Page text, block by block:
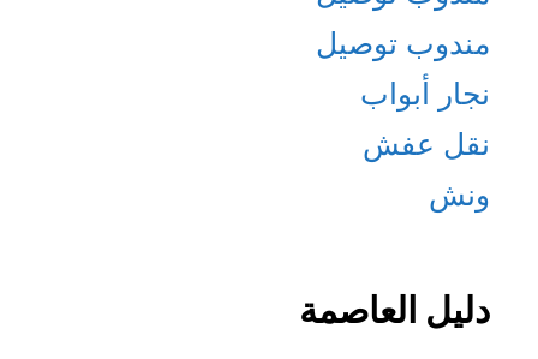
مندوب توصيل
نجار أبواب
نقل عفش
ونش
دليل العاصمة